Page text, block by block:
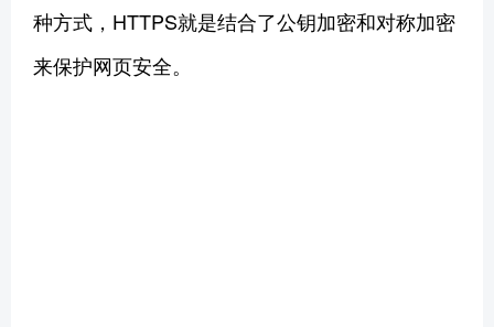
种方式，HTTPS就是结合了公钥加密和对称加密
来保护网页安全。